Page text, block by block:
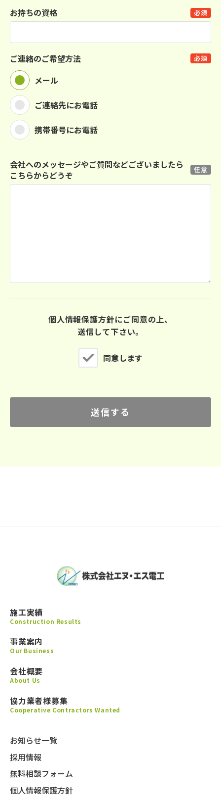
お持ちの資格 必須
ご連絡のご希望方法 必須
メール
ご連絡先にお電話
携帯番号にお電話
会社へのメッセージやご質問などございましたら
こちらからどうぞ
任意
個人情報保護方針にご同意の上、
送信して下さい。
同意します
施工実績
Construction Results
事業案内
Our Business
会社概要
About Us
協力業者様募集
Cooperative Contractors Wanted
お知らせ一覧
採用情報
無料相談フォーム
個人情報保護方針